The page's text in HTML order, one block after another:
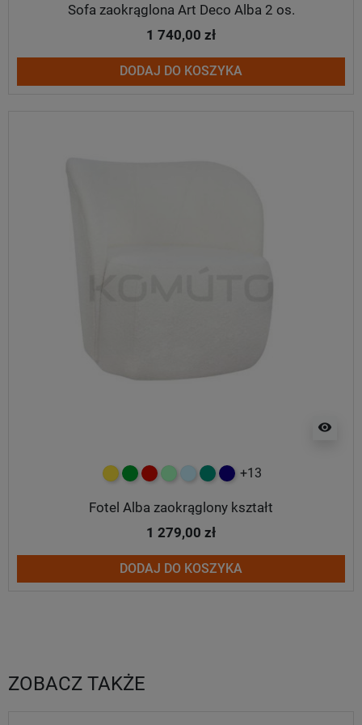
Sofa zaokrąglona Art Deco Alba 2 os.
1 740,00 zł
DODAJ DO KOSZYKA
visibility
żółtyzielonyczerwony
miętowybłękitnyturkusowy
granatowy
+13
Fotel Alba zaokrąglony kształt
1 279,00 zł
DODAJ DO KOSZYKA
ZOBACZ TAKŻE